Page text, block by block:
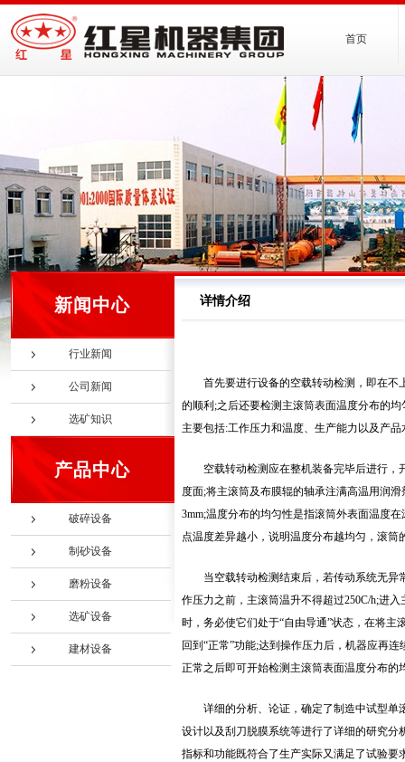
首页
新闻中心
行业新闻
公司新闻
选矿知识
产品中心
破碎设备
制砂设备
磨粉设备
选矿设备
建材设备
详情介绍
首先要进行设备的空载转动检测，即在不
的顺利;之后还要检测主滚筒表面温度分布的
主要包括:工作压力和温度、生产能力以及产品
空载转动检测应在整机装备完毕后进行
度面;将主滚筒及布膜辊的轴承注满高温用润
3mm;温度分布的均匀性是指滚筒外表面温度
点温度差异越小，说明温度分布越均匀，滚筒
当空载转动检测结束后，若传动系统无
作压力之前，主滚筒温升不得超过250C/h;进
时，务必使它们处于“自由导通”状态，在将
回到“正常”功能;达到操作压力后，机器应再
正常之后即可开始检测主滚筒表面温度分布的
详细的分析、论证，确定了制造中试型
设计以及刮刀脱膜系统等进行了详细的研究
指标和功能既符合了生产实际又满足了试验要